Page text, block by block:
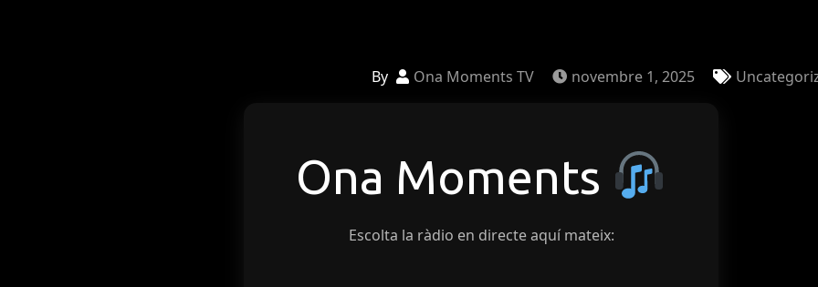
By Ona Moments TV novembre 1, 2025
Ona Moments
Escolta la ràdio en directe aquí mateix: